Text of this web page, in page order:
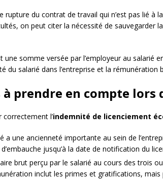
du contrat de travail qui n’est pas lié à
on peut citer la nécessité de
une somme versée par l’employeur au salarié
du salarié dans l’entreprise et la
prendre en compte lors
l’indemnité de licenciement
a une ancienneté importante au sein de
jusqu’à la date de notification du
brut perçu par le salarié au cours des trois
inclut les primes et gratifications,